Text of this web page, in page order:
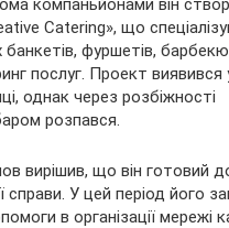
компаньйонами він
Catering», що
банкетів, фуршетів,
послуг. Проект виявився
однак через розбіжності
розпався.
вирішив, що він готовий
справи. У цей період його
в організації мережі